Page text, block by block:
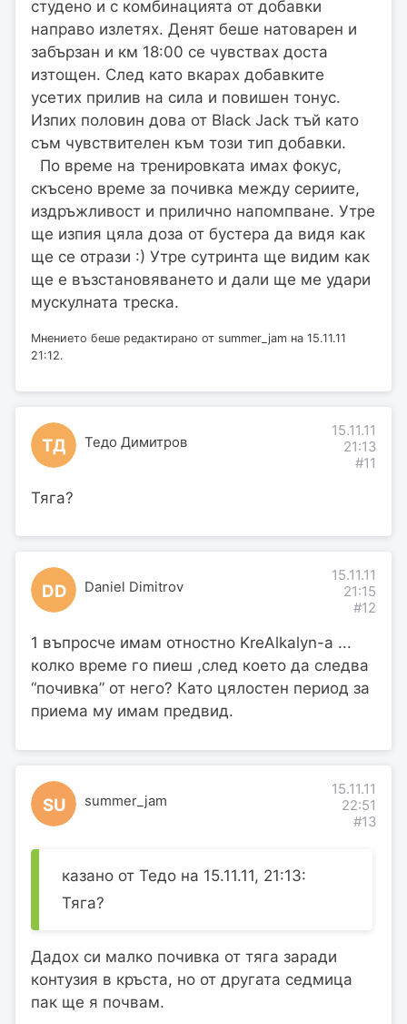
студено и с комбинацията от добавки
направо излетях. Денят беше натоварен и
забързан и км 18:00 се чувствах доста
изтощен. След като вкарах добавките
усетих прилив на сила и повишен тонус.
Изпих половин дова от Black Jack тъй като
съм чувствителен към този тип добавки.
По време на тренировката имах фокус,
скъсено време за почивка между сериите,
издръжливост и прилично напомпване. Утре
ще изпия цяла доза от бустера да видя как
ще се отрази :) Утре сутринта ще видим как
ще е възстановяването и дали ще ме удари
мускулната треска.
Мнението беше редактирано от summer_jam на 15.11.11
21:12.
ТД Тедо Димитров
15.11.11
21:13
#11
Тяга?
DD Daniel Dimitrov
15.11.11
21:15
#12
1 въпросче имам отностно KreAlkalyn-а ...
колко време го пиеш ,след което да следва
“почивка” от него? Като цялостен период за
приема му имам предвид.
SU summer_jam
15.11.11
22:51
#13
казано от Тедо на 15.11.11, 21:13:
Тяга?
Дадох си малко почивка от тяга заради
контузия в кръста, но от другата седмица
пак ще я почвам.